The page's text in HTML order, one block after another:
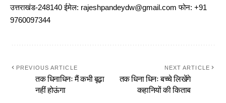
उत्तराखंड-248140 ईमेल: rajeshpandeydw@gmail.com फोन: +91
9760097344
PREVIOUS ARTICLE
तक धिनाधिनः मैं कभी बूढ़ा
नहीं होऊंगा
NEXT ARTICLE
तक धिना धिनः बच्चे लिखेंगे
कहानियों की किताब